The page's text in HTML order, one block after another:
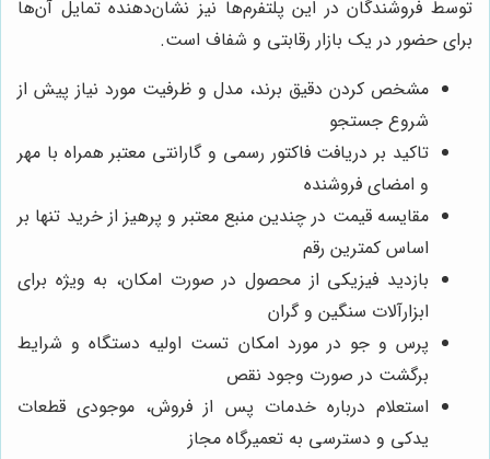
توسط فروشندگان در این پلتفرم‌ها نیز نشان‌دهنده تمایل آن‌ها
برای حضور در یک بازار رقابتی و شفاف است.
مشخص کردن دقیق برند، مدل و ظرفیت مورد نیاز پیش از
شروع جستجو
تاکید بر دریافت فاکتور رسمی و گارانتی معتبر همراه با مهر
و امضای فروشنده
مقایسه قیمت در چندین منبع معتبر و پرهیز از خرید تنها بر
اساس کمترین رقم
بازدید فیزیکی از محصول در صورت امکان، به ویژه برای
ابزارآلات سنگین و گران
پرس و جو در مورد امکان تست اولیه دستگاه و شرایط
برگشت در صورت وجود نقص
استعلام درباره خدمات پس از فروش، موجودی قطعات
یدکی و دسترسی به تعمیرگاه مجاز